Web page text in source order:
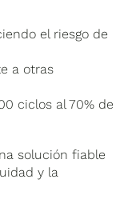
una mayor
el tiempo,
el riesgo de
a otras
ciclos al 70% de
solución fiable
y la